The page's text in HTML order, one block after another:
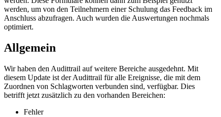
werden, um von den Teilnehmern einer Schulung das Feedback im
Anschluss abzufragen. Auch wurden die Auswertungen nochmals
optimiert.
Allgemein
Wir haben den Audittrail auf weitere Bereiche ausgedehnt. Mit
diesem Update ist der Audittrail für alle Ereignisse, die mit dem
Zuordnen von Schlagworten verbunden sind, verfügbar. Dies
betrifft jetzt zusätzlich zu den vorhanden Bereichen:
Fehler